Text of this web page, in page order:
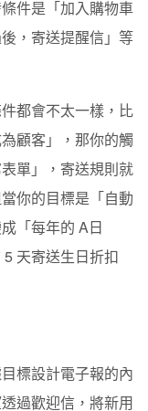
件是「加入購物車
，寄送提醒信」等
都會不太一樣，比
顧客」，那你的觸
單」，寄送規則就
你的目標是「自動
「每年的 A日
天寄送生日折扣
標設計電子報的內
過歡迎信，將新用